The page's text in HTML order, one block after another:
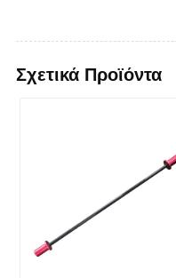
Σχετικά Προϊόντα